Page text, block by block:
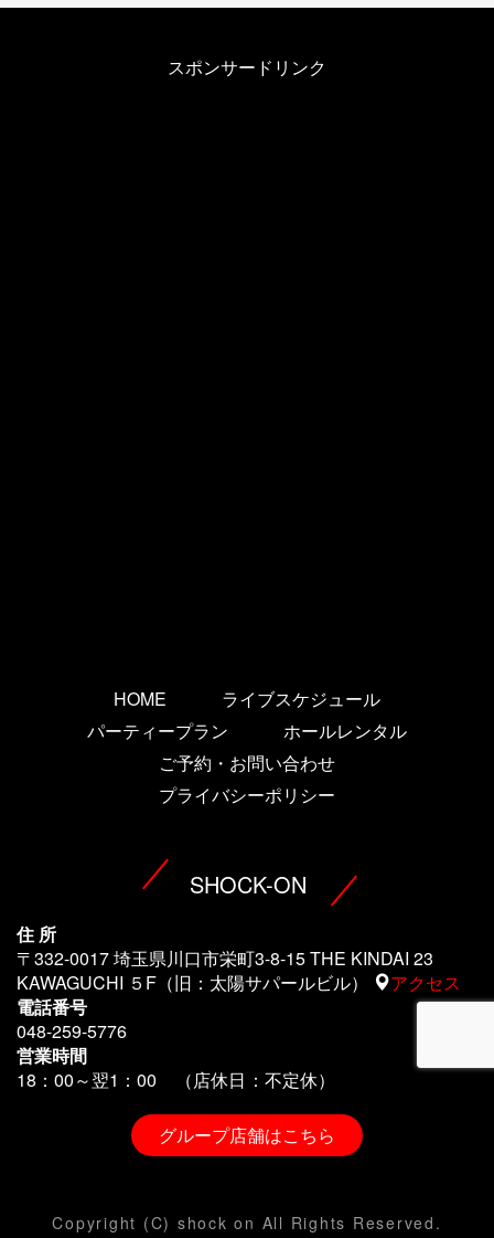
スポンサードリンク
HOME
ライブスケジュール
パーティープラン
ホールレンタル
ご予約・お問い合わせ
プライバシーポリシー
SHOCK-ON
住 所
〒332-0017 埼玉県川口市栄町3-8-15 THE KINDAI 23
KAWAGUCHI ５F（旧：太陽サパールビル）
アクセス
電話番号
048-259-5776
営業時間
18：00～翌1 ：00 （店休日：不定休）
グループ店舗はこちら
Copyright (C) shock on All Rights Reserved.